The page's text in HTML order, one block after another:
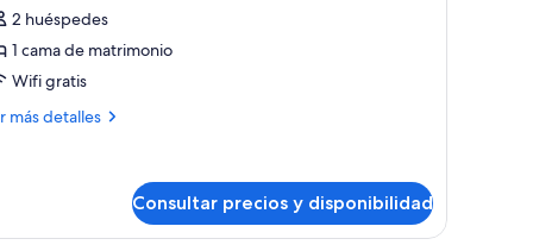
2 huéspedes
1 cama de matrimonio
Wifi gratis
más detalles
Consultar precios y disponibilidad